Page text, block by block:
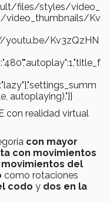
files/styles/video_
video_thumbnails/Kv
youtu.be/Kv3zQzHN
autoplaying)."]}
con realidad virtual
con mayor
con movimientos
del
como rotaciones
codo y dos en la